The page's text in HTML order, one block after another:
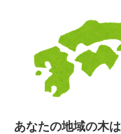
あなたの地域の木